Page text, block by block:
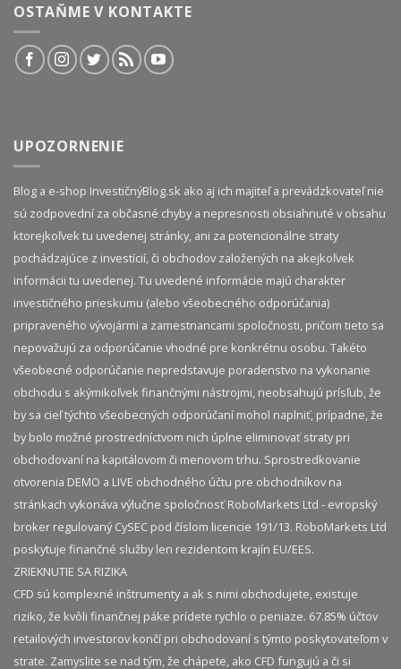
OSTAŇME V KONTAKTE
UPOZORNENIE
Blog a e-shop InvestičnýBlog.sk ako aj ich majiteľ a prevádzkovateľ nie
sú zodpovední za občasné chyby a nepresnosti obsiahnuté v obsahu
ktorejkoľvek tu uvedenej stránky, ani za potencionálne straty
pochádzajúce z investícií, či obchodov založených na akejkoľvek
informácii tu uvedenej. Tu uvedené informácie majú charakter
investičného prieskumu (alebo všeobecného odporúčania)
pripraveného vývojármi a zamestnancami spoločnosti, pričom tieto sa
nepovažujú za odporúčanie vhodné pre konkrétnu osobu. Takéto
všeobecné odporúčanie nepredstavuje poradenstvo na vykonanie
obchodu s akýmikoľvek finančnými nástrojmi, neobsahujú prísľub, že
by sa cieľ týchto všeobecných odporúčaní mohol naplniť, prípadne, že
by bolo možné prostredníctvom nich úplne eliminovať straty pri
obchodovaní na kapitálovom či menovom trhu. Sprostredkovanie
otvorenia DEMO a LIVE obchodného účtu pre obchodníkov na
stránkach vykonáva výlučne spoločnosť RoboMarkets Ltd - evropský
broker regulovaný CySEC pod číslom licencie 191/13. RoboMarkets Ltd
poskytuje finančné služby len rezidentom krajín EU/EES.
ZRIEKNUTIE SA RIZIKA
CFD sú komplexné inštrumenty a ak s nimi obchodujete, existuje
riziko, že kvôli finančnej páke prídete rychlo o peniaze. 67.85% účtov
retailových investorov končí pri obchodovaní s týmto poskytovateľom v
strate. Zamyslite se nad tým, že chápete, ako CFD fungujú a či si